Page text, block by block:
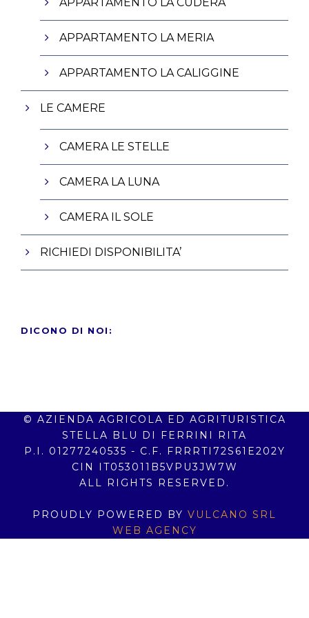
APPARTAMENTO LA MERIA
APPARTAMENTO LA CALIGGINE
LE CAMERE
CAMERA LE STELLE
CAMERA LA LUNA
CAMERA IL SOLE
RICHIEDI DISPONIBILITA’
DICONO DI NOI:
© AZIENDA AGRICOLA ED AGRITURISTICA
STELLA BLU DI FERRINI RITA
P.I. 01277240535 - C.F. FRRRTI72S61E202Y
CIN IT053011B5VPU3JW7W
ALL RIGHTS RESERVED.
PROUDLY POWERED BY VULCANO SRL
WEB AGENCY